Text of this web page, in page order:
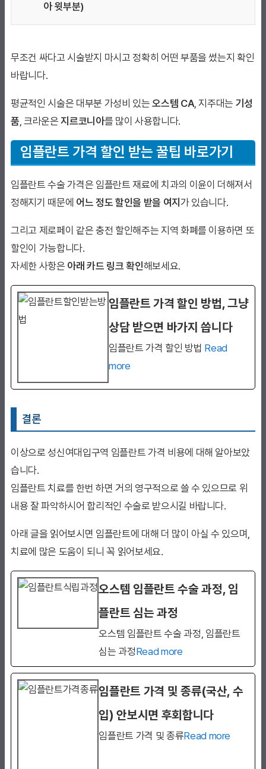
아 윗부분)
무조건 싸다고 시술받지 마시고 정확히 어떤 부품을 썼는지 확인
바랍니다.
평균적인 시술은 대부분 가성비 있는오스템 CA, 지주대는 기성
품, 크라운은지르코니아를 많이 사용합니다.
임플란트 가격 할인 받는 꿀팁 바로가기
임플란트 수술 가격은 임플란트 재료에 치과의 이윤이 더해져서
정해지기 때문에 어느 정도 할인을 받을 여지 가 있습니다.
그리고 제로페이 같은 충전 할인해주는 지역 화폐를 이용하면 또
할인이 가능합니다.
자세한 사항은 아래 카드 링크 확인해보세요.
임플란트 가격 할인 방법, 그냥
상담 받으면 바가지 씁니다
임플란트 가격 할인 방법 Read
more
결론
이상으로 성신여대입구역 임플란트 가격 비용에 대해 알아보았
습니다.
임플란트 치료를 한번 하면 거의 영구적으로 쓸 수 있으므로 위
내용 잘 파악하시어 합리적인 수술로 받으시길 바랍니다.
아래 글을 읽어보시면 임플란트에 대해 더 많이 아실 수 있으며,
치료에 많은 도움이 되니 꼭 읽어보세요.
오스템 임플란트 수술 과정, 임
플란트 심는 과정
오스템 임플란트 수술 과정, 임플란트
심는 과정Read more
임플란트 가격 및 종류(국산, 수
입) 안보시면 후회합니다
임플란트 가격 및 종류Read more